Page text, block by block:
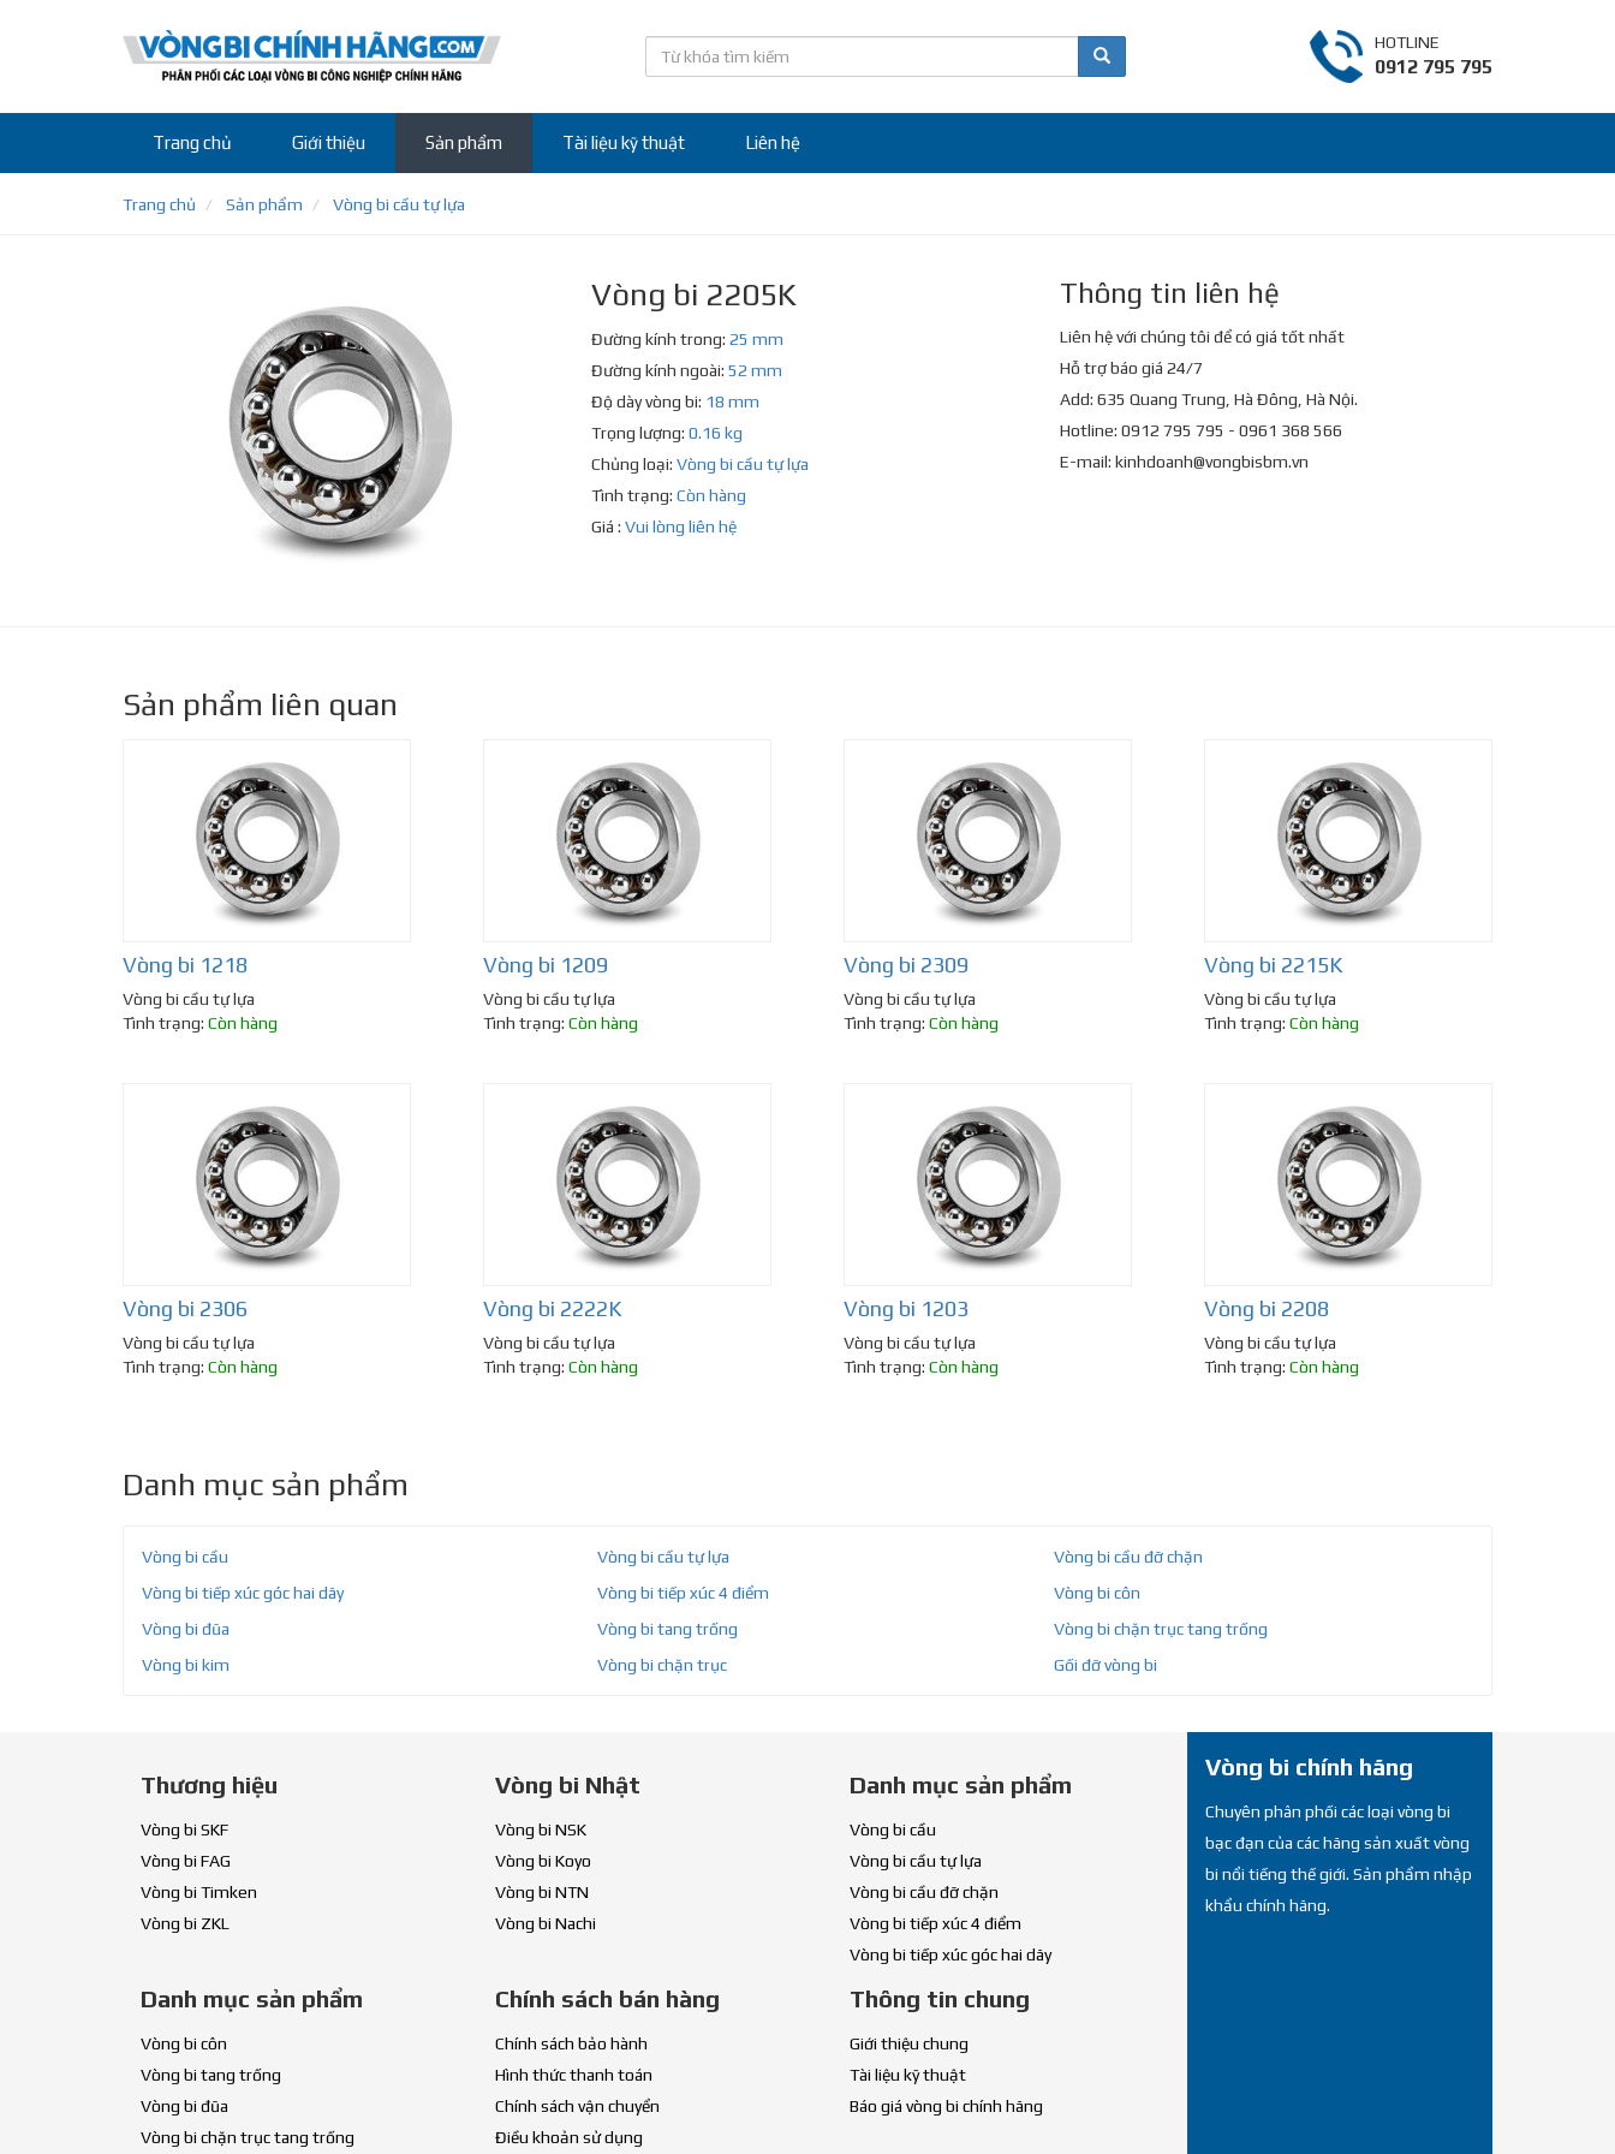
HOTLINE
0912 795 795
Trang chủ Giới thiệu Sản phẩm Tài liệu kỹ thuật Liên hệ
Trang chủ Sản phẩm Vòng bi cầu tự lựa
Vòng bi 2205K
Đường kính trong: 25 mm
Đường kính ngoài: 52 mm
Độ dày vòng bi: 18 mm
Trọng lượng: 0.16 kg
Chủng loại: Vòng bi cầu tự lựa
Tình trạng: Còn hàng
Giá : Vui lòng liên hệ
Thông tin liên hệ
Liên hệ với chúng tôi để có giá tốt nhất
Hỗ trợ báo giá 24/7
Add: 635 Quang Trung, Hà Đông, Hà Nội.
Hotline: 0912 795 795 - 0961 368 566
E-mail: kinhdoanh@vongbisbm.vn
Sản phẩm liên quan
Vòng bi 1218
Vòng bi cầu tự lựa
Tình trạng: Còn hàng
Vòng bi 1209
Vòng bi cầu tự lựa
Tình trạng: Còn hàng
Vòng bi 2309
Vòng bi cầu tự lựa
Tình trạng: Còn hàng
Vòng bi 2215K
Vòng bi cầu tự lựa
Tình trạng: Còn hàng
Vòng bi 2306
Vòng bi cầu tự lựa
Tình trạng: Còn hàng
Vòng bi 2222K
Vòng bi cầu tự lựa
Tình trạng: Còn hàng
Vòng bi 1203
Vòng bi cầu tự lựa
Tình trạng: Còn hàng
Vòng bi 2208
Vòng bi cầu tự lựa
Tình trạng: Còn hàng
Danh mục sản phẩm
Vòng bi cầu Vòng bi cầu tự lựa
Vòng bi cầu đỡ chặn
Vòng bi tiếp xúc góc hai dãy
Vòng bi tiếp xúc 4 điểm
Vòng bi côn
Vòng bi đũa
Vòng bi tang trống
Vòng bi chặn trục tang trống
Vòng bi kim
Vòng bi chặn trục Gối đỡ vòng bi
Thương hiệu
Vòng bi SKF
Vòng bi FAG
Vòng bi Timken
Vòng bi ZKL
Vòng bi Nhật
Vòng bi NSK
Vòng bi Koyo
Vòng bi NTN
Vòng bi Nachi
Danh mục sản phẩm
Vòng bi cầu
Vòng bi cầu tự lựa
Vòng bi cầu đỡ chặn
Vòng bi tiếp xúc 4 điểm
Vòng bi tiếp xúc góc hai dãy
Danh mục sản phẩm
Vòng bi côn
Vòng bi tang trống
Vòng bi đũa
Vòng bi chặn trục tang trống
Chính sách bán hàng
Chính sách bảo hành
Hình thức thanh toán
Chính sách vận chuyển
Điều khoản sử dụng
Thông tin chung
Giới thiệu chung
Tài liệu kỹ thuật
Báo giá vòng bi chính hãng
Vòng bi chính hãng
Chuyên phân phối các loại vòng bi
bạc đạn của các hãng sản xuất vòng
bi nổi tiếng thế giới. Sản phẩm nhập
khẩu chính hãng.